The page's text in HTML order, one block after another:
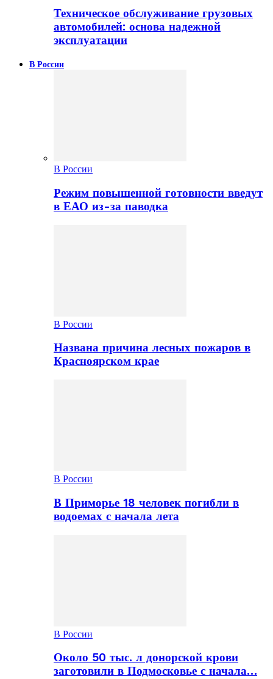
Техническое обслуживание грузовых
автомобилей: основа надежной
эксплуатации
В России
В России
Режим повышенной готовности введут
в ЕАО из-за паводка
В России
Названа причина лесных пожаров в
Красноярском крае
В России
В Приморье 18 человек погибли в
водоемах с начала лета
В России
Около 50 тыс. л донорской крови
заготовили в Подмосковье с начала…